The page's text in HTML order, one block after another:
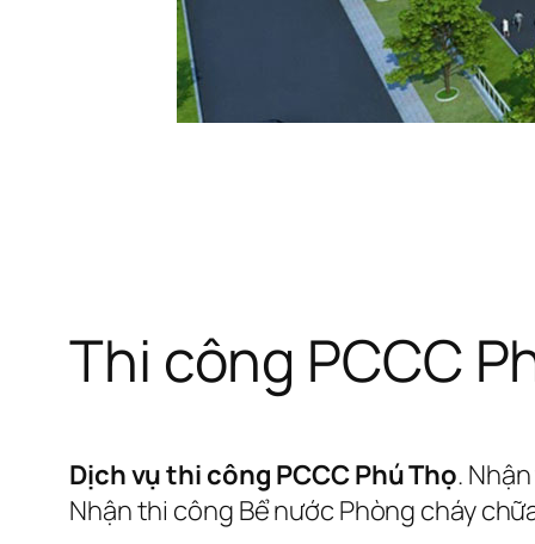
Thi công PCCC
Dịch vụ thi công PCCC Phú Thọ.
Nhận thi công Bể nước Phòng cháy